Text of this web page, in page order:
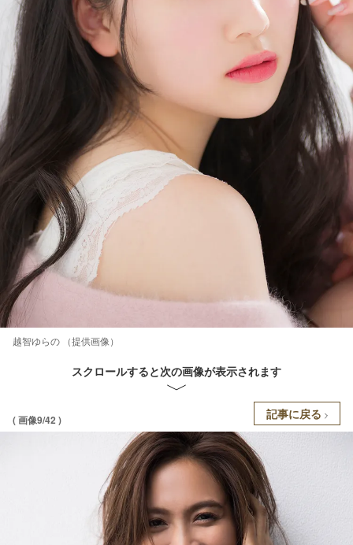
越智ゆらの （提供画像）
スクロールすると次の画像が表示されます
( 画像9/42 ) 記事に戻る